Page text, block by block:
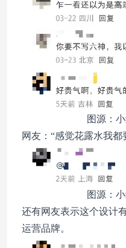
图源：
网友：“感觉花露水我都
图源：
还有网友表示这个设计
运营品牌。